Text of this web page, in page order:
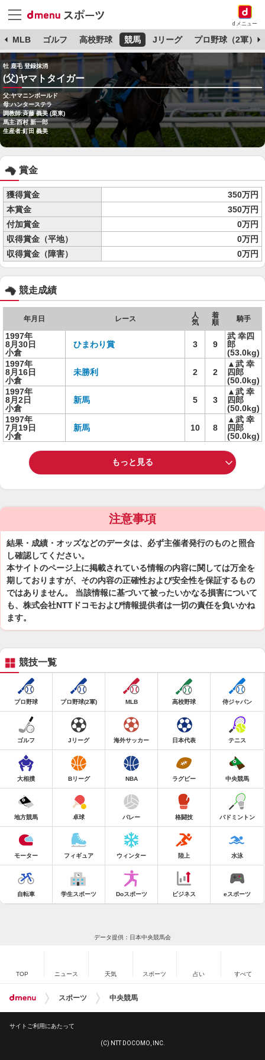
dメニュー
MLB ゴルフ 高校野球 競馬 Jリーグ プロ野球（2軍）
牡 鹿毛 登録抹消
(父)ヤマトタイガー
父:ヤマニンボールド
母:ハンターステラ
調教師:斉藤 義美 (栗東)
馬主:西村 新一郎
生産者:釘田 義美
賞金
獲得賞金
350万円
本賞金
350万円
付加賞金
0万円
収得賞金（平地）
0万円
収得賞金（障害）
0万円
競走成績
年月日 レース
人
気
着
順
騎手
1997年
8月30日
小倉
ひまわり賞 3 9
武 幸四
郎
(53.0kg)
1997年
8月16日
小倉
未勝利 2 2
▲武 幸
四郎
(50.0kg)
1997年
8月2日
小倉
新馬 5 3
▲武 幸
四郎
(50.0kg)
1997年
7月19日
小倉
新馬 10 8
▲武 幸
四郎
(50.0kg)
もっと見る
注意事項
結果・成績・オッズなどのデータは、必ず主催者発行のものと照合
し確認してください。
本サイトのページ上に掲載されている情報の内容に関しては万全を
期しておりますが、その内容の正確性および安全性を保証するもの
ではありません。 当該情報に基づいて被ったいかなる損害について
も、株式会社NTTドコモおよび情報提供者は一切の責任を負いかね
ます。
競技一覧
プロ野球 プロ野球(2軍) MLB 高校野球 侍ジャパン
ゴルフ Jリーグ 海外サッカー 日本代表 テニス
大相撲 Bリーグ NBA ラグビー 中央競馬
地方競馬 卓球 バレー 格闘技 バドミントン
モーター フィギュア ウィンター 陸上 水泳
自転車 学生スポーツ Doスポーツ ビジネス eスポーツ
データ提供：日本中央競馬会
TOP ニュース 天気 スポーツ 占い すべて
スポーツ 中央競馬
サイトご利用にあたって
(C) NTT DOCOMO, INC.